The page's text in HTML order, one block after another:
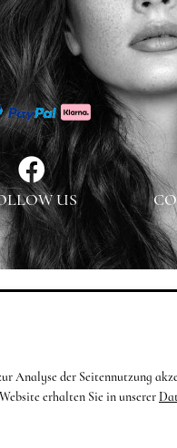
US
Analyse der Seitennutzung
erhalten Sie in unserer